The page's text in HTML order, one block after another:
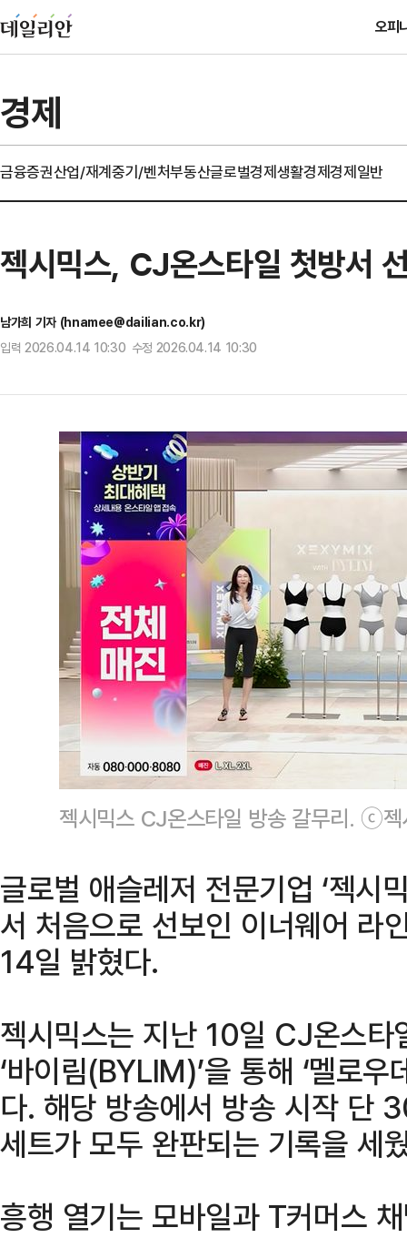
오피
경제
금융증권산업/재계중기/벤처부동산글로벌경제생활경제경제일반
젝시믹스, CJ온스타일 첫방서
남가희 기자 (hnamee@dailian.co.kr)
입력 2026.04.14 10:30 수정 2026.04.14 10:30
젝시믹스 CJ온스타일 방송 갈무리. ⓒ젝
글로벌 애슬레저 전문기업 ‘젝시
서 처음으로 선보인 이너웨어 라
14일 밝혔다.
젝시믹스는 지난 10일 CJ온스타
‘바이림(BYLIM)’을 통해 ‘멜로
다. 해당 방송에서 방송 시작 단
세트가 모두 완판되는 기록을 세
흥행 열기는 모바일과 T커머스